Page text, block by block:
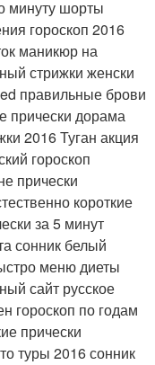
минуту шорты
гороскоп 2016
маникюр на
стрижки женски
правильные брови
прически дорама
2016 Туган акция
гороскоп
прически
короткие
за 5 минут
сонник белый
меню диеты
сайт русское
гороскоп по годам
прически
туры 2016 сонник